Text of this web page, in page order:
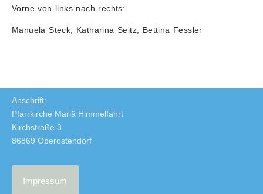
Vorne von links nach rechts:
Manuela Steck, Katharina Seitz, Bettina Fessler
Anschrift:
Pfarrkirche Mariä Himmelfahrt
Kirchstraße 3
86869 Oberostendorf
Impressum